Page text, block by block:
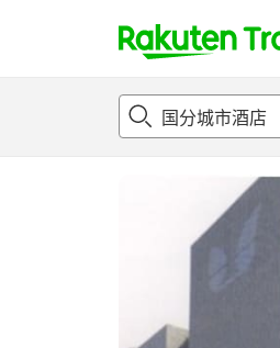
t
p
概况 客房及住宿套餐评论